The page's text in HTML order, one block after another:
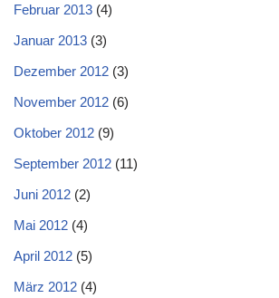
Februar 2013 (4)
Januar 2013 (3)
Dezember 2012 (3)
November 2012 (6)
Oktober 2012 (9)
September 2012 (11)
Juni 2012 (2)
Mai 2012 (4)
April 2012 (5)
März 2012 (4)